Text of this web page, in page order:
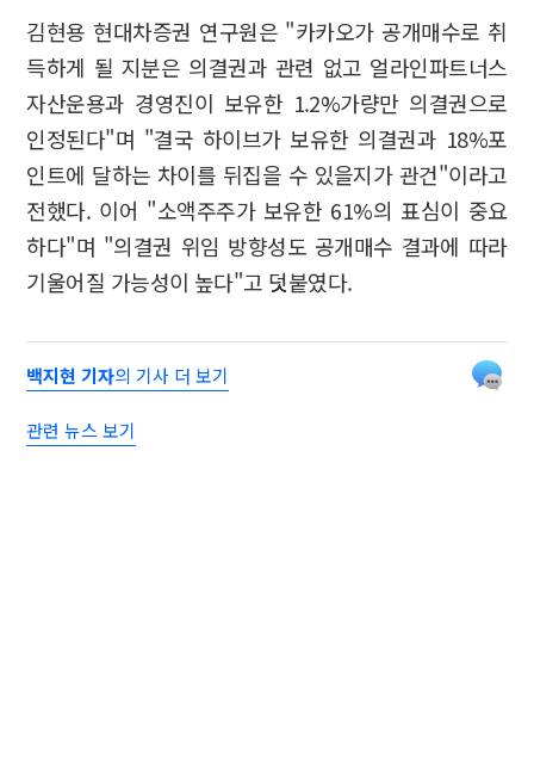
김현용 현대차증권 연구원은 "카카오가 공개매수로 취
득하게 될 지분은 의결권과 관련 없고 얼라인파트너스
자산운용과 경영진이 보유한 1.2%가량만 의결권으로
인정된다"며 "결국 하이브가 보유한 의결권과 18%포
인트에 달하는 차이를 뒤집을 수 있을지가 관건"이라고
전했다. 이어 "소액주주가 보유한 61%의 표심이 중요
하다"며 "의결권 위임 방향성도 공개매수 결과에 따라
기울어질 가능성이 높다"고 덧붙였다.
백지현 기자의 기사 더 보기
관련 뉴스 보기